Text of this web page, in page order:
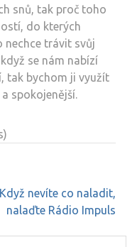
snů, tak proč toho
do kterých
nechce trávit svůj
se nám nabízí
tak bychom ji využít
spokojenější.
Když nevíte co naladit,
nalaďte Rádio Impuls